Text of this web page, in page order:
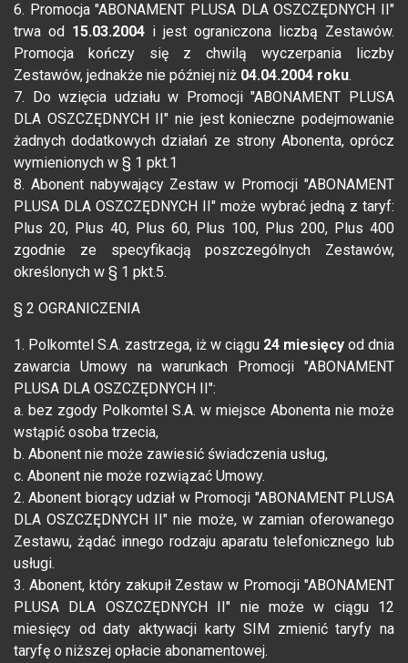
6. Promocja "ABONAMENT PLUSA DLA OSZCZĘDNYCH II"
trwa od 15.03.2004 i jest ograniczona liczbą Zestawów.
Promocja kończy się z chwilą wyczerpania liczby
Zestawów, jednakże nie później niż 04.04.2004 roku.
7. Do wzięcia udziału w Promocji "ABONAMENT PLUSA
DLA OSZCZĘDNYCH II" nie jest konieczne podejmowanie
żadnych dodatkowych działań ze strony Abonenta, oprócz
wymienionych w § 1 pkt.1
8. Abonent nabywający Zestaw w Promocji "ABONAMENT
PLUSA DLA OSZCZĘDNYCH II" może wybrać jedną z taryf:
Plus 20, Plus 40, Plus 60, Plus 100, Plus 200, Plus 400
zgodnie ze specyfikacją poszczególnych Zestawów,
określonych w § 1 pkt.5.
§ 2 OGRANICZENIA
1. Polkomtel S.A. zastrzega, iż w ciągu 24 miesięcy od dnia
zawarcia Umowy na warunkach Promocji "ABONAMENT
PLUSA DLA OSZCZĘDNYCH II":
a. bez zgody Polkomtel S.A. w miejsce Abonenta nie może
wstąpić osoba trzecia,
b. Abonent nie może zawiesić świadczenia usług,
c. Abonent nie może rozwiązać Umowy.
2. Abonent biorący udział w Promocji "ABONAMENT PLUSA
DLA OSZCZĘDNYCH II" nie może, w zamian oferowanego
Zestawu, żądać innego rodzaju aparatu telefonicznego lub
usługi.
3. Abonent, który zakupił Zestaw w Promocji "ABONAMENT
PLUSA DLA OSZCZĘDNYCH II" nie może w ciągu 12
miesięcy od daty aktywacji karty SIM zmienić taryfy na
taryfę o niższej opłacie abonamentowej.